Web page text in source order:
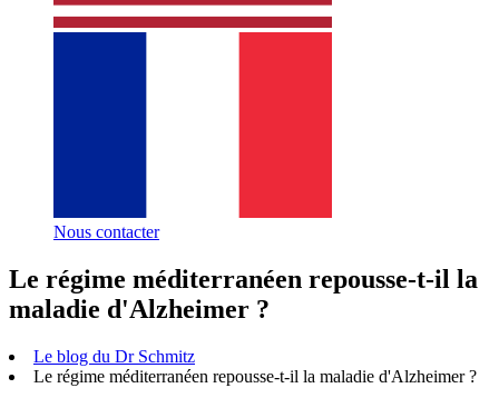
Nous contacter
Le régime méditerranéen repousse-t-il la
maladie d'Alzheimer ?
Le blog du Dr Schmitz
Le régime méditerranéen repousse-t-il la maladie d'Alzheimer ?